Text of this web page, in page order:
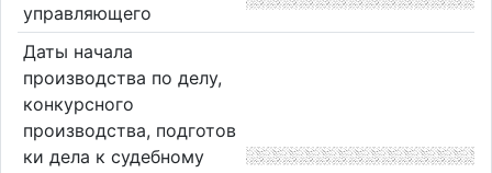
управляющего
Даты начала
производства по делу,
конкурсного
производства, подготов
ки дела к судебному